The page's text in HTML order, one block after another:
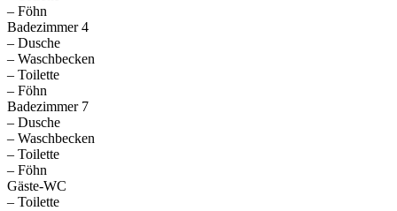
– Föhn
Badezimmer 4
– Dusche
– Waschbecken
– Toilette
– Föhn
Badezimmer 7
– Dusche
– Waschbecken
– Toilette
– Föhn
Gäste-WC
– Toilette